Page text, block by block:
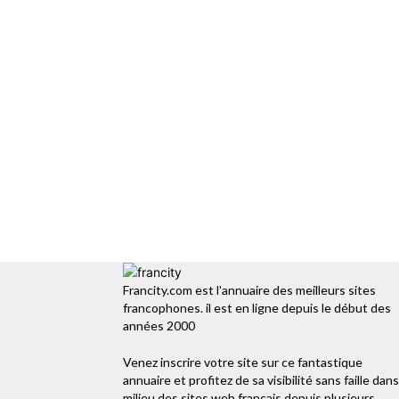
Francity.com est l'annuaire des meilleurs sites
francophones. il est en ligne depuis le début des
années 2000
Venez inscrire votre site sur ce fantastique
annuaire et profitez de sa visibilité sans faille